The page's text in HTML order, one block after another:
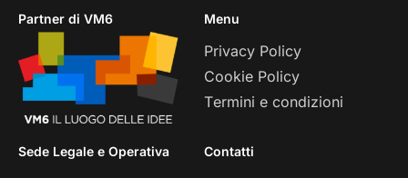
Partner di VM6 Menu
Privacy Policy
Cookie Policy
Termini e condizioni
Sede Legale e Operativa Contatti